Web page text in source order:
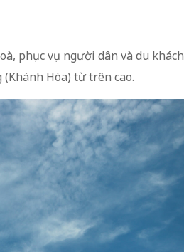
phục vụ người dân và du khách
Hòa) từ trên cao.